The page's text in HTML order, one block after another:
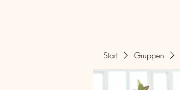
Start Gruppen